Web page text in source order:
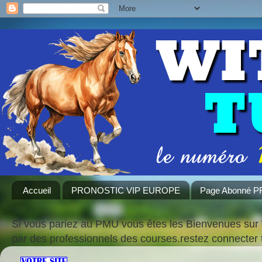
Accueil PRONOSTIC VIP EUROPE Page Abonné
Si vous pariez au PMU vous êtes les Bienvenues
par des professionnels des courses.restez